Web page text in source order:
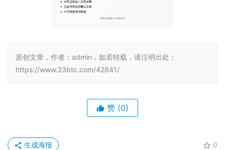
原创文章，作者：admin，如若转载，请注明出处：
https://www.23btc.com/42841/
赞 (0)
0
生成海报